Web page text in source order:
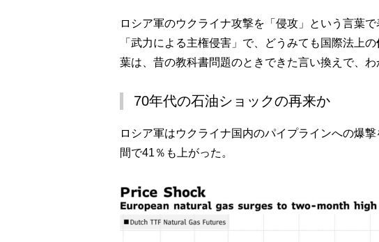
ロシア軍のウクライナ攻撃を「侵攻」という言葉
「武力による主権侵害」で、どうみても国際法上の
葉は、昔の教科書問題のときできた言い換えで、わ
70年代の石油ショックの再来か
ロシア軍はウクライナ国内のパイプラインへの爆
間で41％も上がった。